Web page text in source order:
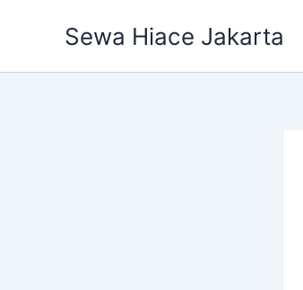
Sewa Hiace Jakarta